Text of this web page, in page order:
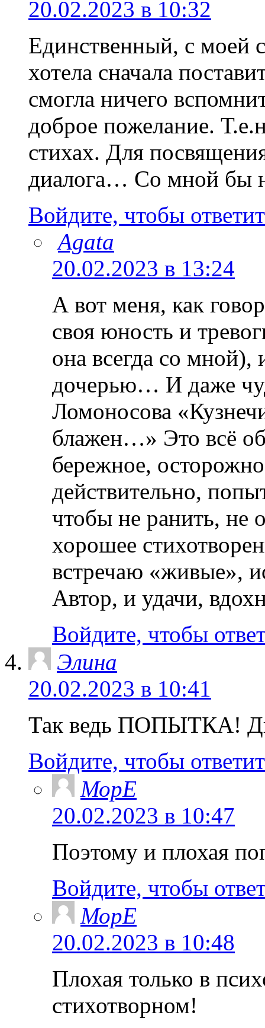
20.02.2023 в 10:32
Единственный, с моей
хотела сначала
смогла ничего
доброе пожелание.
стихах. Для
диалога… Со мной бы
Войдите, чтобы
Agata
20.02.2023 в 13:24
А вот меня, как
своя юность и
она всегда со мной),
дочерью… И даже
Ломоносова
блажен…» Это всё об
бережное,
действительно,
чтобы не ранить, не
хорошее
встречаю «живые»,
Автор, и удачи,
Войдите, чтобы
Элина
20.02.2023 в 10:41
Так ведь ПОПЫТКА!
Войдите, чтобы
МорЕ
20.02.2023 в 10:47
Поэтому и плохая
Войдите, чтобы
МорЕ
20.02.2023 в 10:48
Плохая только в
стихотворном!